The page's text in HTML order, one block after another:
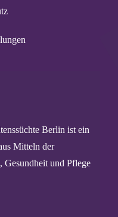
Berlin ist ein
Mitteln der
Gesundheit und Pflege